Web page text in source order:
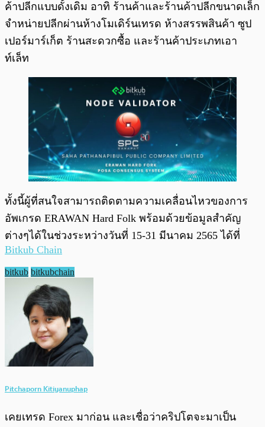
ค้าปลีกแบบดั้งเดิม อาทิ ร้านค้าและร้านค้าปลีกขนาดเล็ก
จำหน่ายปลีกผ่านห้างโมเดิร์นเทรด ห้างสรรพสินค้า ซูป
เปอร์มาร์เก็ต ร้านสะดวกซื้อ และร้านค้าประเภทเอา
ท์เล็ท
ทั้งนี้ผู้ที่สนใจสามารถติดตามความเคลื่อนไหวของการ
อัพเกรด ERAWAN Hard Folk พร้อมด้วยข้อมูลสำคัญ
ต่างๆได้ในช่วงระหว่างวันที่ 15-31 มีนาคม 2565 ได้ที่
Bitkub Chain
bitkub bitkubchain
Pitchaporn Kitiyanuphap
เคยเทรด Forex มาก่อน และเชื่อว่าคริปโตจะมาเป็น